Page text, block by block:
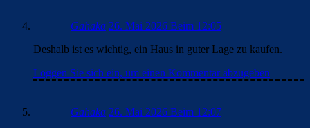
Gahaka 26. Mai 2026 Beim 12:05
Deshalb ist es wichtig, ein Haus in guter Lage zu kaufen.
Loggen Sie sich ein, um einen Kommentar abzugeben
Gahaka 26. Mai 2026 Beim 12:07